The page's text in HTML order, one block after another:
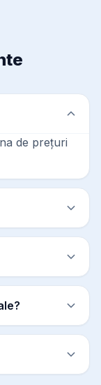
de prețuri